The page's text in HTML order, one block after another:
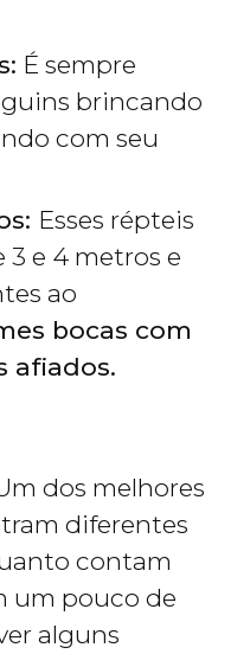
É sempre
brincando
com seu
Esses répteis
e 4 metros e
ao
bocas com
afiados.
dos melhores
diferentes
contam
um pouco de
alguns